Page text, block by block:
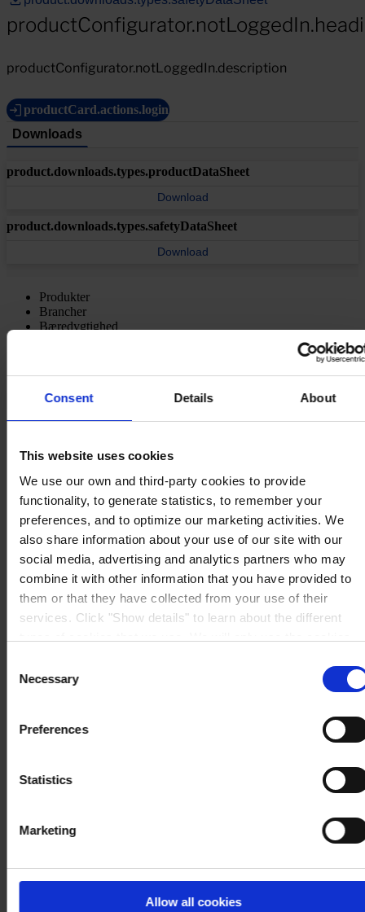
Consent Details About
This website uses cookies
We use our own and third-party cookies to provide
functionality, to generate statistics, to remember your
preferences, and to optimize our marketing activities. We
also share information about your use of our site with our
social media, advertising and analytics partners who may
combine it with other information that you have provided to
them or that they have collected from your use of their
services. Click "Show details" to learn about the different
cookies after having received your consent. You may
withdraw your consent at any time by using the link in our
. If you would like to know more how we
process your personal data, please visit our
Selection
Necessary
Preferences
Statistics
Marketing
Allow all cookies
productConfigurator.notLoggedIn.description
productCard.actions.login
Downloads
product.downloads.types.productDataSheet
Download
product.downloads.types.safetyDataSheet
Download
Produkter
Brancher
Bæredygtighed
HOVEDKONTORHempel A/S
Lundtoftegårdsvej 91
Se kort
KONTAKT OSTel:+45 4593 3800
Mail:CCN@hempel.com